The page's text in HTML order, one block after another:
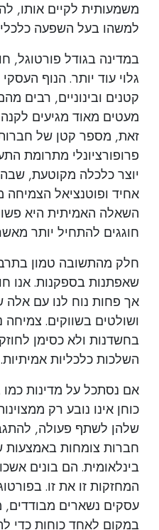
משמעותית לקיים אותו,
למשהו בעל השפעה
במדינה בגודל פורטוגל,
גלוי עוד יותר. הנוף
קטנים ובינוניים, רבים
מעטים מאוד מגיעים
זאת, מספר קטן של
פרופורציונלי מתרומת
יוצר כלכלה מקוטעת,
אחיד ופוטנציאל הצמיחה
השאלה האמיתית היא
חוגגים להתחיל יותר
חלק מהתשובה טמון
שאפתנות בספקנות. אנו
אך פחות נוח לנו עם
ושולטים בשווקים.
בחשדנות ולא כסימן
השלכות כלכליות אמיתיות.
אם נסתכל על מדינות כמו
כוחן אינו נובע רק
שלהן לשתף פעולה,
חברות צומחות באמצעות
בינלאומית. הם בונים
המחזקות זו את זו.
עסקים נשארים
במקום לאחד כוחות כדי